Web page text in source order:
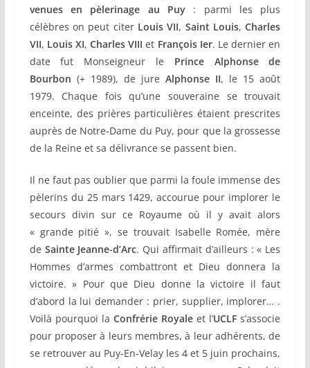
venues en pèlerinage au Puy : parmi les plus
célèbres on peut citer Louis VII, Saint Louis,Charles
VII, Louis XI,Charles VIII et François Ier. Le dernier en
date fut Monseigneur le Prince Alphonse de
Bourbon (+ 1989), de jureAlphonse II, le 15 août
1979. Chaque fois qu’une souveraine se trouvait
enceinte, des prières particulières étaient prescrites
auprès de Notre-Dame du Puy, pour que la grossesse
de la Reine et sa délivrance se passent bien.
Il ne faut pas oublier que parmi la foule immense des
pèlerins du 25 mars 1429, accourue pour implorer le
secours divin sur ce Royaume où il y avait alors
« grande pitié », se trouvait Isabelle Romée, mère
de Sainte Jeanne-d’Arc. Qui affirmait d’ailleurs : « Les
Hommes d’armes combattront et Dieu donnera la
victoire. » Pour que Dieu donne la victoire il faut
d’abord la lui demander : prier, supplier, implorer… .
Voilà pourquoi la Confrérie Royale et l’UCLF s’associe
pour proposer à leurs membres, à leur adhérents, de
se retrouver au Puy-En-Velay les 4 et 5 juin prochains,